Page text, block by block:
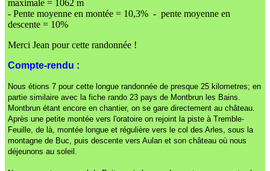
maximale = 1062 m
- Pente moyenne en montée = 10,3% - pente moyenne en
descente = 10%
Merci Jean pour cette randonnée !
Compte-rendu :
Nous étions 7 pour cette longue randonnée de presque 25 kilometres; en
partie similaire avec la fiche rando 23 pays de Montbrun les Bains.
Montbrun étant encore en chantier, on se gare directement au château.
Après une petite montée vers l'oratoire on rejoint la piste à Tremble-
Feuille, de là, montée longue et régulière vers le col des Arles, sous la
montagne de Buc, puis descente vers Aulan et son château où nous
déjeunons au soleil.